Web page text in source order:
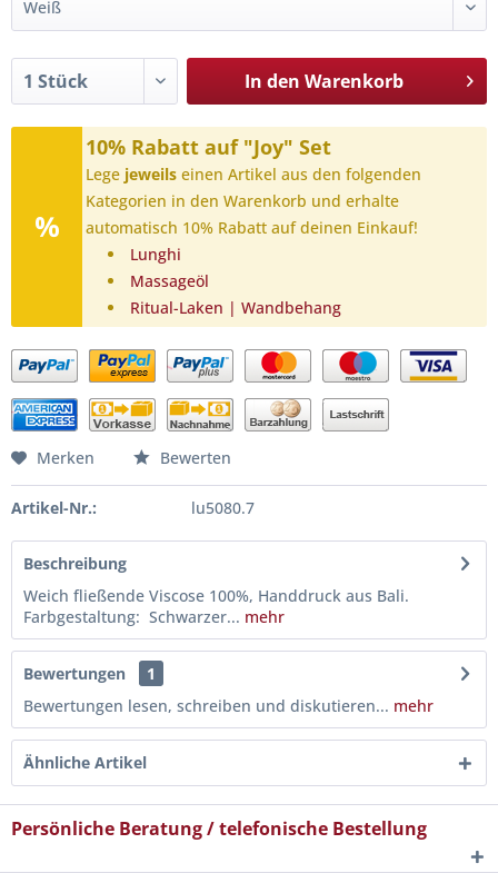
In den Warenkorb
10% Rabatt auf "Joy" Set
Lege jeweils einen Artikel aus den folgenden
Kategorien in den Warenkorb und erhalte
automatisch 10% Rabatt auf deinen Einkauf!
Lunghi
Massageöl
Ritual-Laken | Wandbehang
Merken Bewerten
Artikel-Nr.: lu5080.7
Beschreibung
Weich fließende Viscose 100%, Handdruck aus Bali.
Farbgestaltung: Schwarzer... mehr
Bewertungen
1
Bewertungen lesen, schreiben und diskutieren... mehr
Ähnliche Artikel
Persönliche Beratung / telefonische Bestellung